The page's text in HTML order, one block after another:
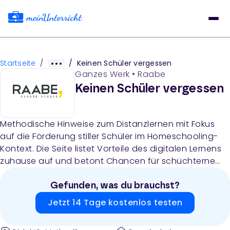
Startseite / / Keinen Schüler vergessen
Ganzes Werk • Raabe
Keinen Schüler vergessen
Methodische Hinweise zum Distanzlernen mit Fokus
auf die Förderung stiller Schüler im Homeschooling-
Kontext. Die Seite listet Vorteile des digitalen Lernens
zuhause auf und betont Chancen für schüchterne
Gefunden, was du brauchst?
Jetzt 14 Tage kostenlos testen